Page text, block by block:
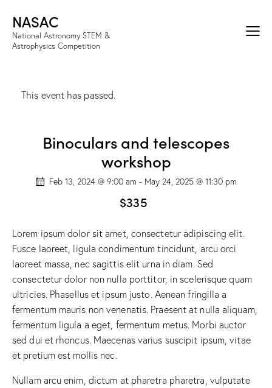
NASAC
National Astronomy STEM &
Astrophysics Competition
This event has passed.
Binoculars and telescopes
workshop
Feb 13, 2024 @ 9:00 am - May 24, 2025 @ 11:30 pm
$335
Lorem ipsum dolor sit amet, consectetur adipiscing elit.
Fusce laoreet, ligula condimentum tincidunt, arcu orci
laoreet massa, nec sagittis elit urna in diam. Sed
consectetur dolor non nulla porttitor, in scelerisque quam
ultricies. Phasellus et ipsum justo. Aenean fringilla a
fermentum mauris non venenatis. Praesent at nulla aliquam,
fermentum ligula a eget, fermentum metus. Morbi auctor
sed dui et rhoncus. Maecenas varius suscipit ipsum, vitae
et pretium est mollis nec.
Nullam arcu enim, dictum at pharetra pharetra, vulputate